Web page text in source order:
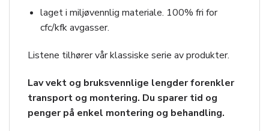
laget i miljøvennlig materiale. 100% fri for
cfc/kfk avgasser.
Listene tilhører vår klassiske serie av produkter.
Lav vekt og bruksvennlige lengder forenkler
transport og montering. Du sparer tid og
penger på enkel montering og behandling.